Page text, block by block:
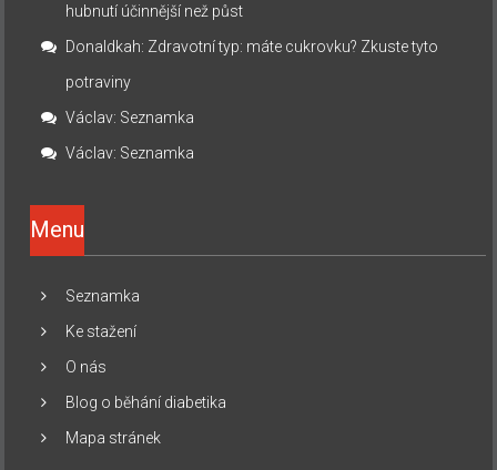
hubnutí účinnější než půst
Donaldkah: Zdravotní typ: máte cukrovku? Zkuste tyto
potraviny
Václav: Seznamka
Václav: Seznamka
Menu
Seznamka
Ke stažení
O nás
Blog o běhání diabetika
Mapa stránek